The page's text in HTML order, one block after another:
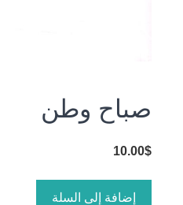
صباح وطن
10.00$
إضافة إلى السلة